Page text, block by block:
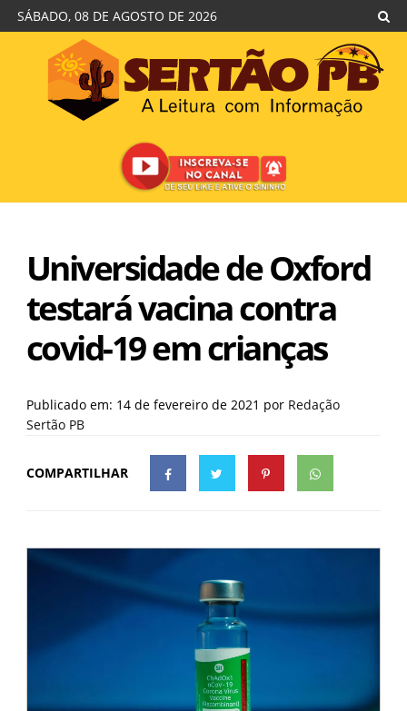
SÁBADO, 08 DE AGOSTO DE 2026
Universidade de Oxford
testará vacina contra
covid-19 em crianças
Publicado em: 14 de fevereiro de 2021 por Redação
Sertão PB
COMPARTILHAR